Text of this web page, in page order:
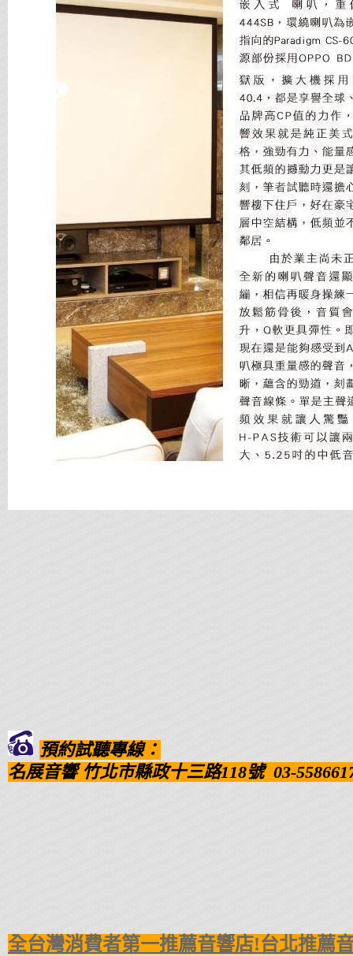
預約試聽專線：
名展音響竹北市縣政十三路118號 03-
全台灣消費者第一推薦音響店!台北推薦